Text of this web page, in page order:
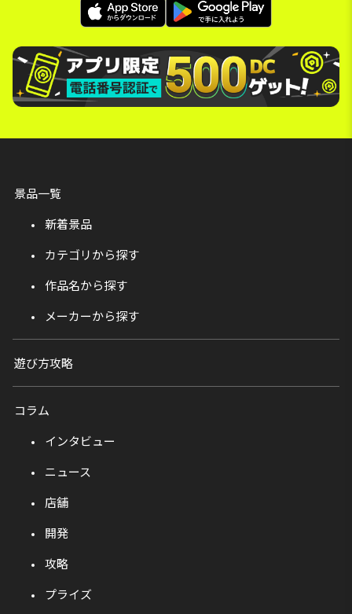
景品一覧
新着景品
カテゴリから探す
作品名から探す
メーカーから探す
遊び方攻略
コラム
インタビュー
ニュース
店舗
開発
攻略
プライズ